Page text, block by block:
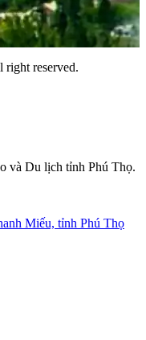
reserved.
và Du lịch tỉnh Phú Thọ.
Miếu, tỉnh Phú Thọ